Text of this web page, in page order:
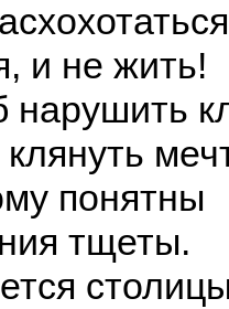
и не жить!
нарушить
понятны
тщеты.